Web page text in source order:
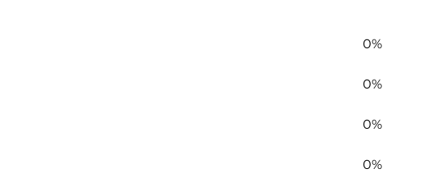
0%
0%
0%
0%